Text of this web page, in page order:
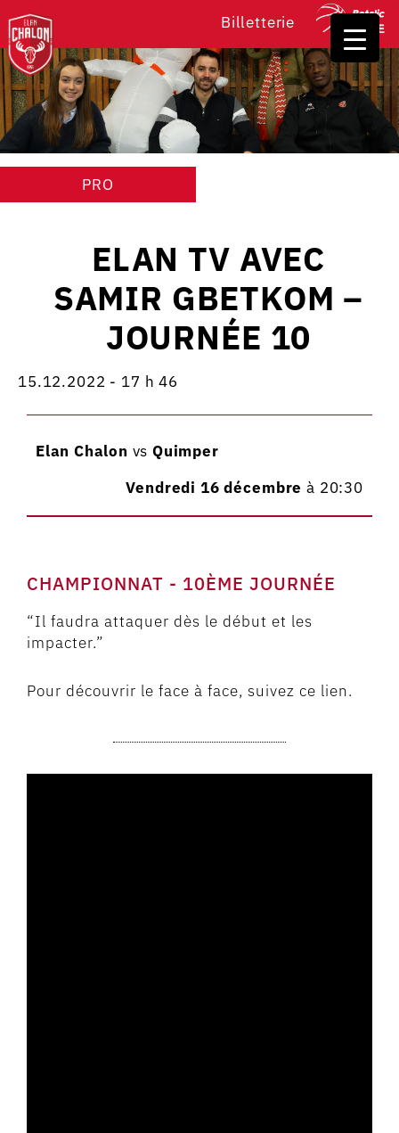
Billetterie
PRO
ELAN TV AVEC
SAMIR GBETKOM –
JOURNÉE 10
15.12.2022 - 17 h 46
Elan Chalon vsQuimper
Vendredi 16 décembre à 20:30
CHAMPIONNAT - 10ÈME JOURNÉE
“Il faudra attaquer dès le début et les
impacter.”
Pour découvrir le face à face, suivez ce lien.